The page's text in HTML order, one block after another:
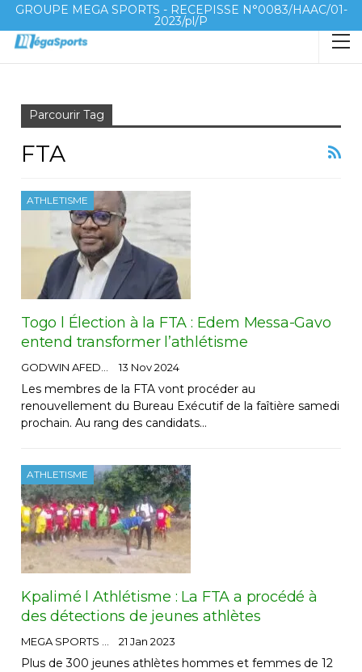
GROUPE MEGA SPORTS - RECEPISSE N°0083/HAAC/01-
2023/pl/P
Parcourir Tag
FTA
ATHLETISME
Togo l Élection à la FTA : Edem Messa-Gavo
entend transformer l’athlétisme
13 Nov 2024
Les membres de la FTA vont procéder au
renouvellement du Bureau Exécutif de la faîtière samedi
prochain. Au rang des candidats…
ATHLETISME
Kpalimé l Athlétisme : La FTA a procédé à
des détections de jeunes athlètes
MEGA SPORTS 21 Jan 2023
Plus de 300 jeunes athlètes hommes et femmes de 12